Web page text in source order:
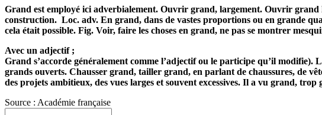
Grand est employé ici adverbialement. Ouvrir grand, largement. Ouvrir grand
construction. Loc. adv. En grand, dans de vastes proportions ou en grande
cela était possible. Fig. Voir, faire les choses en grand, ne pas se montrer
Avec un adjectif ;
Grand s’accorde généralement comme l’adjectif ou le participe qu’il modifie).
grands ouverts. Chausser grand, tailler grand, en parlant de chaussures, de
des projets ambitieux, des vues larges et souvent excessives. Il a vu grand, trop
Source : Académie française